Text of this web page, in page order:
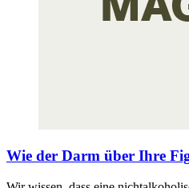
Wie der Darm über Ihre